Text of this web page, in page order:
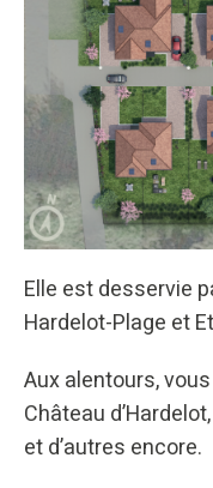
Elle est desservie
Hardelot-Plage et
Aux alentours,
Château
et d’autres encore.